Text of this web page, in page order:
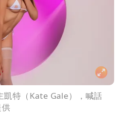
凱特（Kate Gale），喊話
供